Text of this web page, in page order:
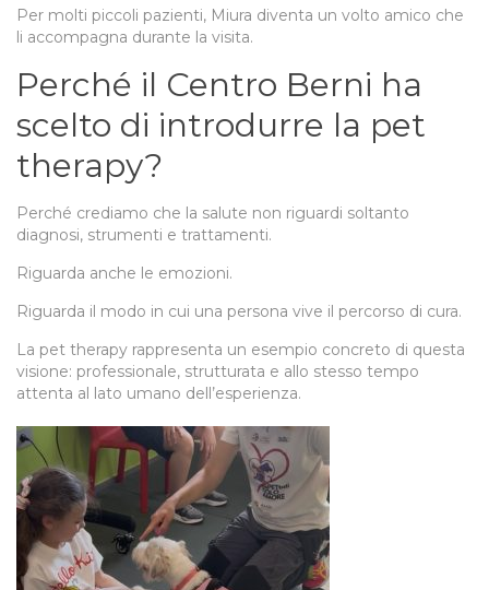
Per molti piccoli pazienti, Miura diventa un volto amico che
li accompagna durante la visita.
Perché il Centro Berni ha
scelto di introdurre la pet
therapy?
Perché crediamo che la salute non riguardi soltanto
diagnosi, strumenti e trattamenti.
Riguarda anche le emozioni.
Riguarda il modo in cui una persona vive il percorso di cura.
La pet therapy rappresenta un esempio concreto di questa
visione: professionale, strutturata e allo stesso tempo
attenta al lato umano dell’esperienza.